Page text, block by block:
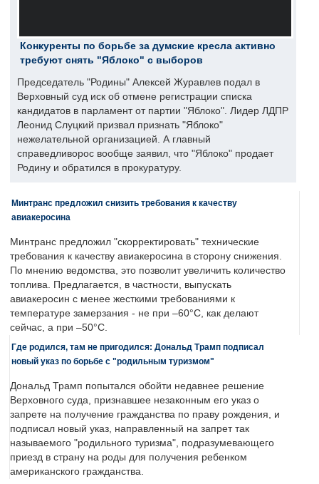
Конкуренты по борьбе за думские кресла активно
требуют снять "Яблоко" с выборов
Председатель "Родины" Алексей Журавлев подал в
Верховный суд иск об отмене регистрации списка
кандидатов в парламент от партии "Яблоко". Лидер ЛДПР
Леонид Слуцкий призвал признать "Яблоко"
нежелательной организацией. А главный
справедливорос вообще заявил, что "Яблоко" продает
Родину и обратился в прокуратуру.
Минтранс предложил снизить требования к качеству
авиакеросина
Минтранс предложил "скорректировать" технические
требования к качеству авиакеросина в сторону снижения.
По мнению ведомства, это позволит увеличить количество
топлива. Предлагается, в частности, выпускать
авиакеросин с менее жесткими требованиями к
температуре замерзания - не при –60°C, как делают
сейчас, а при –50°C.
Где родился, там не пригодился: Дональд Трамп подписал
новый указ по борьбе с "родильным туризмом"
Дональд Трамп попытался обойти недавнее решение
Верховного суда, признавшее незаконным его указ о
запрете на получение гражданства по праву рождения, и
подписал новый указ, направленный на запрет так
называемого "родильного туризма", подразумевающего
приезд в страну на роды для получения ребенком
американского гражданства.